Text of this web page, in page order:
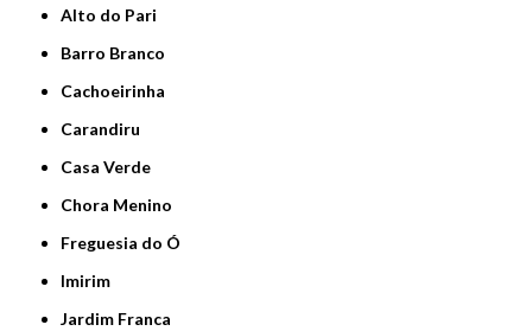
Alto do Pari
Barro Branco
Cachoeirinha
Carandiru
Casa Verde
Chora Menino
Freguesia do Ó
Imirim
Jardim Franca